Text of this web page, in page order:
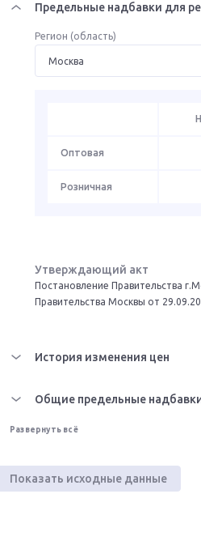
Предельные надбавки для
Регион (область)
Оптовая
Розничная
Утверждающий акт
Постановление Правительства
Правительства Москвы от
История изменения цен
Общие предельные
Развернуть всё
Показать исходные данные